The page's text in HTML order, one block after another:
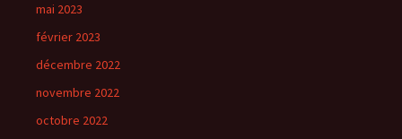
mai 2023
février 2023
décembre 2022
novembre 2022
octobre 2022